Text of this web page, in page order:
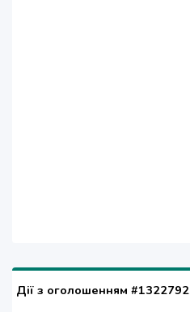
Дії з оголошенням #1322792